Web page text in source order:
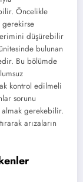
Öncelikle
gerekirse
düşürebilir
bulunan
Bu bölümde
kontrol edilmeli
sorunu
almak gerekebilir.
arızaların